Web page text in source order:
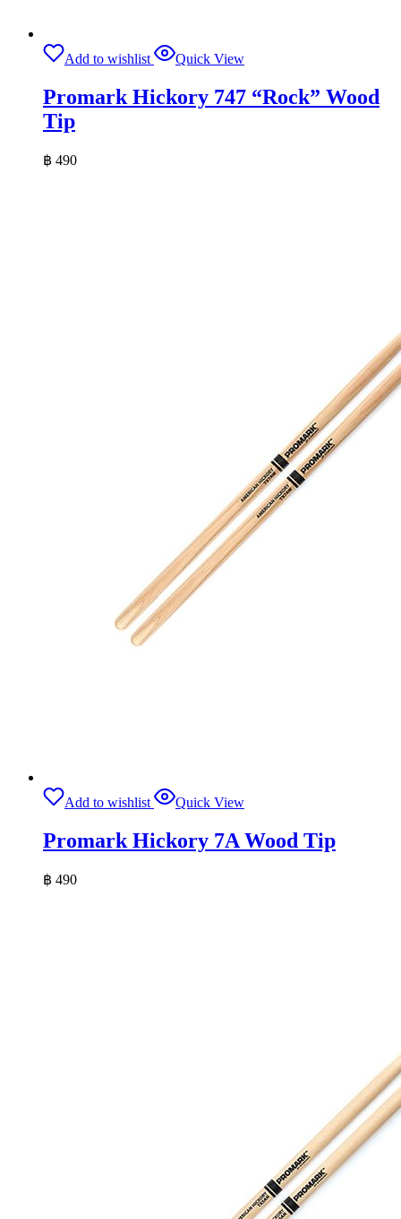
Add to wishlist Quick View
Promark Hickory 747 “Rock” Wood
Tip
฿ 490
Add to wishlist Quick View
Promark Hickory 7A Wood Tip
฿ 490